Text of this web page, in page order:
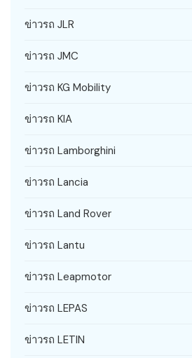
ข่าวรถ JLR
ข่าวรถ JMC
ข่าวรถ KG Mobility
ข่าวรถ KIA
ข่าวรถ Lamborghini
ข่าวรถ Lancia
ข่าวรถ Land Rover
ข่าวรถ Lantu
ข่าวรถ Leapmotor
ข่าวรถ LEPAS
ข่าวรถ LETIN